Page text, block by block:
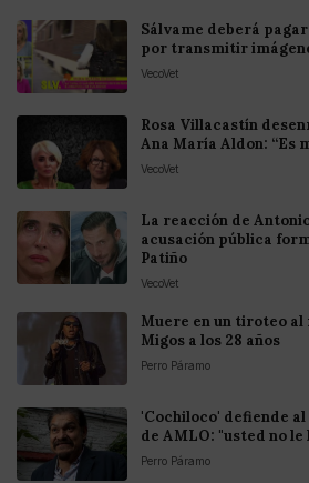
Sálvame deberá
por transmitir
VecoVet
Rosa Villacastín
Ana María Aldon: “Es
VecoVet
La reacción de
acusación pública
Patiño
VecoVet
Muere en un tiroteo
Migos a los 28 años
Perro Páramo
'Cochiloco' defiende
de AMLO: "usted no le
Perro Páramo